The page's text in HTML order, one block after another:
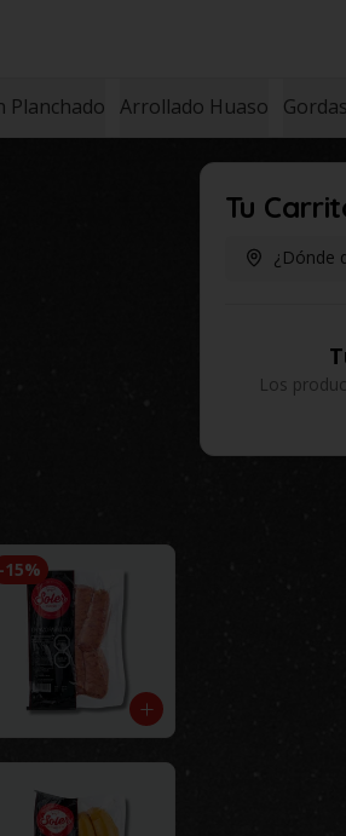
Planchado Arrollado Huaso Gordas
-15%
Tu
¿Dónde
Los